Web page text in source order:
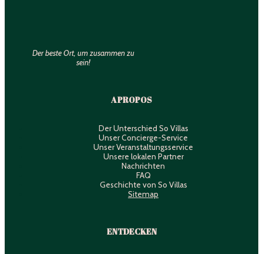
Der beste Ort, um zusammen zu
sein!
A PROPOS
Der Unterschied So Villas
Unser Concierge-Service
Unser Veranstaltungsservice
Unsere lokalen Partner
Nachrichten
FAQ
Geschichte von So Villas
Sitemap
ENTDECKEN